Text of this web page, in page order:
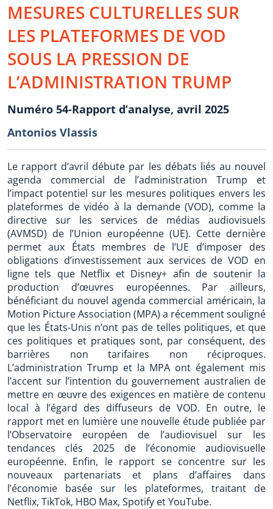
MESURES CULTURELLES SUR
LES PLATEFORMES DE VOD
SOUS LA PRESSION DE
L’ADMINISTRATION TRUMP
Numéro 54-Rapport d’analyse, avril 2025
Antonios Vlassis
Le rapport d’avril débute par les débats liés au nouvel
agenda commercial de l’administration Trump et
l’impact potentiel sur les mesures politiques envers les
plateformes de vidéo à la demande (VOD), comme la
directive sur les services de médias audiovisuels
(AVMSD) de l’Union européenne (UE). Cette dernière
permet aux États membres de l’UE d’imposer des
obligations d’investissement aux services de VOD en
ligne tels que Netflix et Disney+ afin de soutenir la
production d’œuvres européennes. Par ailleurs,
bénéficiant du nouvel agenda commercial américain, la
Motion Picture Association (MPA) a récemment souligné
que les États-Unis n’ont pas de telles politiques, et que
ces politiques et pratiques sont, par conséquent, des
barrières non tarifaires non réciproques.
L’administration Trump et la MPA ont également mis
l’accent sur l’intention du gouvernement australien de
mettre en œuvre des exigences en matière de contenu
local à l’égard des diffuseurs de VOD. En outre, le
rapport met en lumière une nouvelle étude publiée par
l’Observatoire européen de l’audiovisuel sur les
tendances clés 2025 de l’économie audiovisuelle
européenne. Enfin, le rapport se concentre sur les
nouveaux partenariats et plans d’affaires dans
l’économie basée sur les plateformes, traitant de
Netflix, TikTok, HBO Max, Spotify et YouTube.